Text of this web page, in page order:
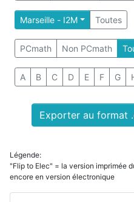
Marseille - I2M Toutes
PCmath Non PCmath
A B C D E F G
Exporter au format
Légende:
"Flip to Elec" = la version imprimée
encore en version électronique